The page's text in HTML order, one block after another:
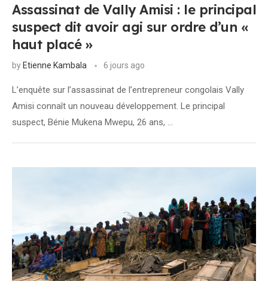
Assassinat de Vally Amisi : le principal
suspect dit avoir agi sur ordre d’un «
haut placé »
by Etienne Kambala 6 jours ago
L’enquête sur l’assassinat de l’entrepreneur congolais Vally
Amisi connaît un nouveau développement. Le principal
suspect, Bénie Mukena Mwepu, 26 ans, …